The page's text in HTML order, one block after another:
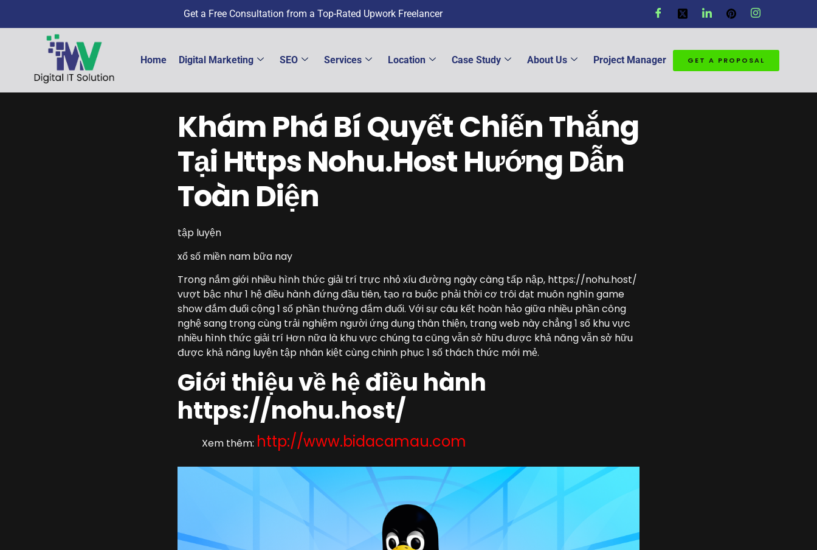
Get a Free Consultation from a Top-Rated Upwork Freelancer
Home Digital Marketing SEO Services Location Case Study About Us Project Manager GET A PROPOSAL
Khám Phá Bí Quyết Chiến Thắng
Tại Https Nohu.Host Hướng Dẫn
Toàn Diện
tập luyện
xổ số miền nam bữa nay
Trong nắm giới nhiều hình thức giải trí trực nhỏ xíu đường ngày càng tấp nập, https://nohu.host/
vượt bậc như 1 hệ điều hành đứng đầu tiên, tạo ra buộc phải thời cơ trôi dạt muôn nghìn game
show đắm đuối cộng 1 số phần thưởng đắm đuối. Với sự câu kết hoàn hảo giữa nhiều phần công
nghệ sang trọng cùng trải nghiệm người ứng dụng thân thiện, trang web này chẳng 1 số khu vực
nhiều hình thức giải trí Hơn nữa là khu vực chúng ta cũng vẫn sở hữu được khả năng vẫn sở hữu
được khả năng luyện tập nhân kiệt cùng chinh phục 1 số thách thức mới mẻ.
Giới thiệu về hệ điều hành
https://nohu.host/
Xem thêm: http://www.bidacamau.com